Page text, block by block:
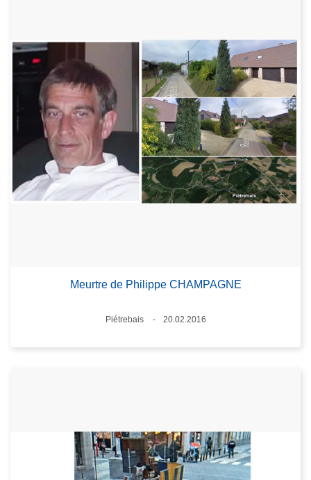
Meurtre de Philippe CHAMPAGNE
Standort
Piétrebais
20.02.2016